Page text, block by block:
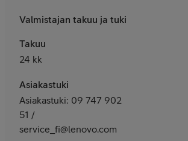
Valmistajan takuu ja tuki
Takuu
24 kk
Asiakastuki
Asiakastuki: 09 747 902
51 /
service_fi@lenovo.com